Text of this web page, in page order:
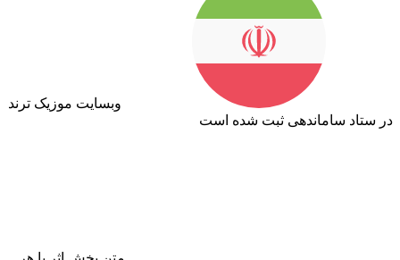
وبسایت موزیک ترند
در ستاد ساماندهی ثبت شده است